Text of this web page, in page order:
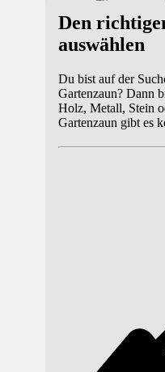
Den
auswählen
Du bist auf der
Gartenzaun? Dann
Holz, Metall, Stein
Gartenzaun gibt es